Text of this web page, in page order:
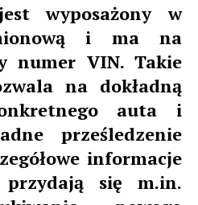
wyposażony w
i ma na
numer VIN. Takie
na dokładną
auta i
prześledzenie
informacje
przydają się m.in.